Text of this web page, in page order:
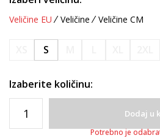
Veličine EU Veličine Veličine CM
S
Izaberite količinu:
Dodaj u
Potrebno je